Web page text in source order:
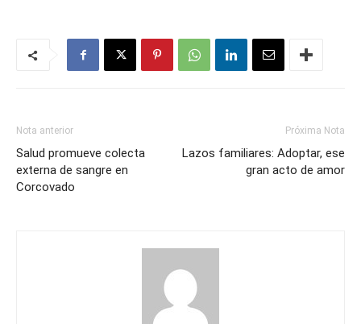
Nota anterior
Salud promueve colecta
externa de sangre en
Corcovado
Próxima Nota
Lazos familiares: Adoptar, ese
gran acto de amor